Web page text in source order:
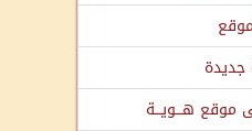
جديدة
هـــويـــة